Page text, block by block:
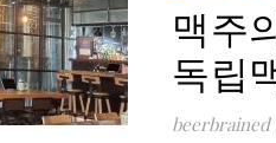
맥주
독립
beerbrained